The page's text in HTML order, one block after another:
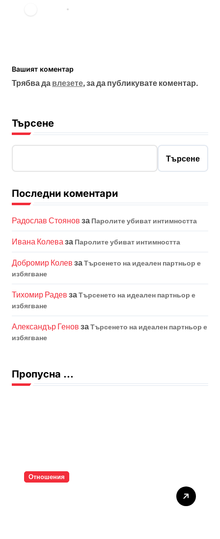
Вашият коментар
Трябва да влезете, за да публикувате коментар.
Търсене
Търсене
Последни коментари
Радослав Стоянов за Паролите убиват интимността
Ивана Колеваза Паролите убиват интимността
Добромир Колев заТърсенето на идеален партньор е
избягване
Тихомир Радев заТърсенето на идеален партньор е
избягване
Александър Генов заТърсенето на идеален партньор е
избягване
Пропусна ...
Отношения